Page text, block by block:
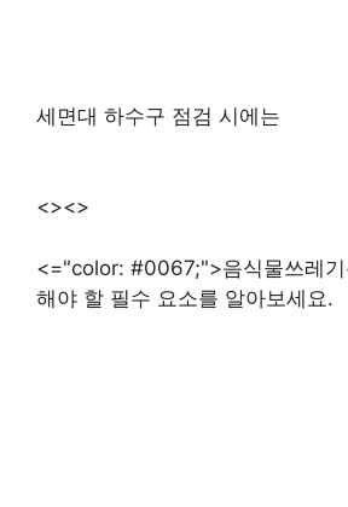
세면대 하수구 점검 시에는
<><>
<="color: #0067;">음식물쓰레기
해야 할 필수 요소를 알아보세요.